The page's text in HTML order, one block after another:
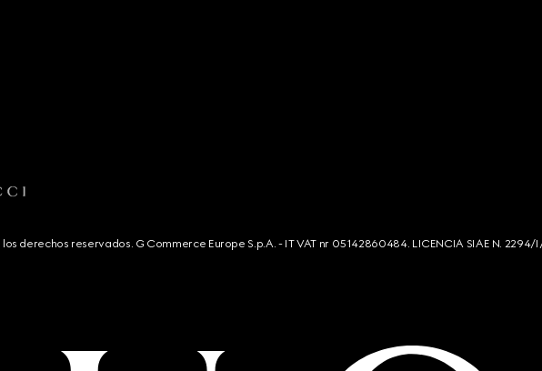
derechos reservados. G Commerce Europe S.p.A. - IT VAT nr 05142860484. LICENCIA SIAE N.